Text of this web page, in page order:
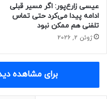
عیسی زارع‌پور: اگر مسیر قبلی
ادامه پیدا می‌کرد حتی تماس
تلفنی هم ممکن نبود
ژوئن 2, 2026
برای مشاهده